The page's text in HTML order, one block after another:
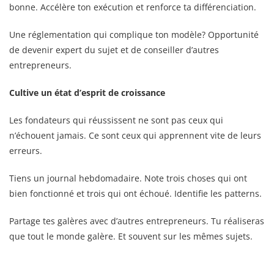
bonne. Accélère ton exécution et renforce ta différenciation.
Une réglementation qui complique ton modèle? Opportunité
de devenir expert du sujet et de conseiller d’autres
entrepreneurs.
Cultive un état d’esprit de croissance
Les fondateurs qui réussissent ne sont pas ceux qui
n’échouent jamais. Ce sont ceux qui apprennent vite de leurs
erreurs.
Tiens un journal hebdomadaire. Note trois choses qui ont
bien fonctionné et trois qui ont échoué. Identifie les patterns.
Partage tes galères avec d’autres entrepreneurs. Tu réaliseras
que tout le monde galère. Et souvent sur les mêmes sujets.